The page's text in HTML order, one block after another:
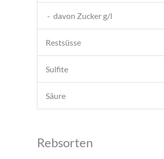
- davon Zucker g/l
Restsüsse
Sulfite
Säure
Rebsorten